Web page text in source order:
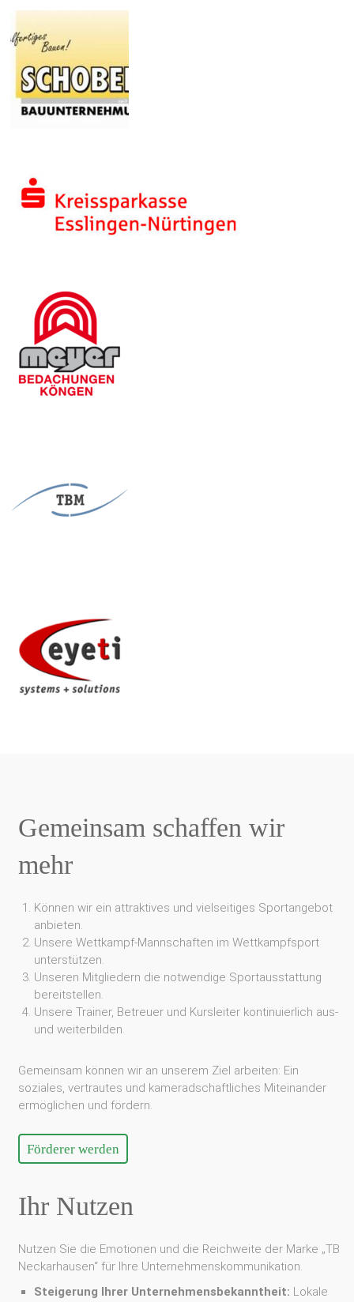
Gemeinsam schaffen wir
mehr
Können wir ein attraktives und vielseitiges Sportangebot
anbieten.
Unsere Wettkampf-Mannschaften im Wettkampfsport
unterstützen.
Unseren Mitgliedern die notwendige Sportausstattung
bereitstellen.
Unsere Trainer, Betreuer und Kursleiter kontinuierlich aus-
und weiterbilden.
Gemeinsam können wir an unserem Ziel arbeiten: Ein
soziales, vertrautes und kameradschaftliches Miteinander
ermöglichen und fördern.
Förderer werden
Ihr Nutzen
Nutzen Sie die Emotionen und die Reichweite der Marke „TB
Neckarhausen“ für Ihre Unternehmenskommunikation.
Steigerung Ihrer Unternehmensbekanntheit: Lokale